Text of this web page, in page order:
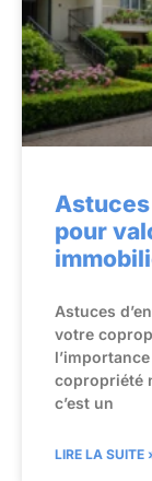
pour
Astuces
votre
copropriété
c’est un
LIRE LA SUITE